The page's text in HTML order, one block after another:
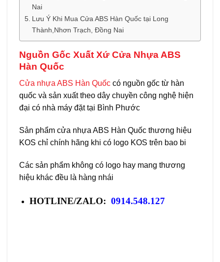
Nai
Lưu Ý Khi Mua Cửa ABS Hàn Quốc tại Long
Thành,Nhơn Trạch, Đồng Nai
Nguồn Gốc Xuất Xứ Cửa Nhựa ABS
Hàn Quốc
Cửa nhựa ABS Hàn Quốc có nguồn gốc từ hàn
quốc và sản xuất theo dây chuyền công nghệ hiện
đại có nhà máy đặt tại Bình Phước
Sản phẩm cửa nhựa ABS Hàn Quốc thương hiệu
KOS chỉ chính hãng khi có logo KOS trên bao bi
Các sản phẩm không có logo hay mang thương
hiệu khác đều là hàng nhái
HOTLINE/ZALO: 0914.548.127